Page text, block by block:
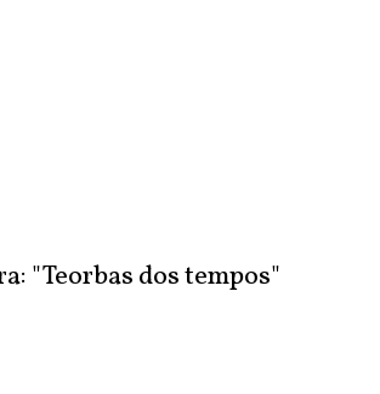
"Teorbas dos tempos"